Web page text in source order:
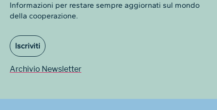
Informazioni per restare sempre aggiornati sul mondo
della cooperazione.
Iscriviti
Archivio Newsletter